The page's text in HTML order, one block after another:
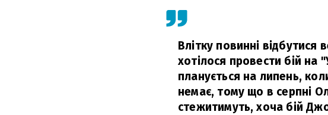
Влітку повинні відбутися
хотілося провести бій
планується на липень,
немає, тому що в серпні
стежитимуть, хоча бій